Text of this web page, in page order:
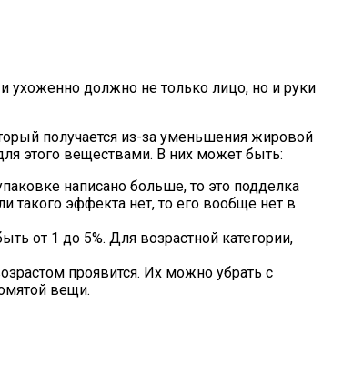
должно не только лицо, но и руки
получается из-за уменьшения жировой
этого веществами. В них может быть:
написано больше, то это подделка
такого эффекта нет, то его вообще нет в
от 1 до 5%. Для возрастной категории,
проявится. Их можно убрать с
вещи.